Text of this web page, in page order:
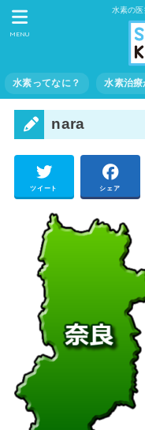
水素の
MENU
水素ってなに？ 水素治
nara
ツイート シェア